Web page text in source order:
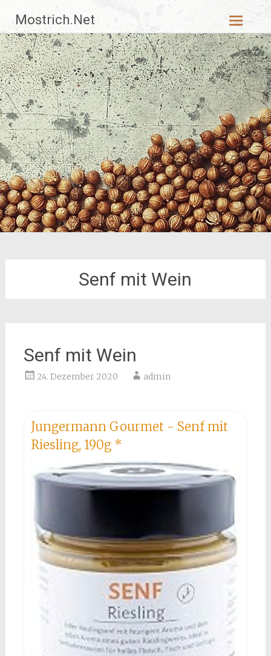
Inhalt
springen
Mostrich.Net
Senf mit Wein
Senf mit Wein
24. Dezember 2020 admin
Jungermann Gourmet - Senf mit
Riesling, 190g *